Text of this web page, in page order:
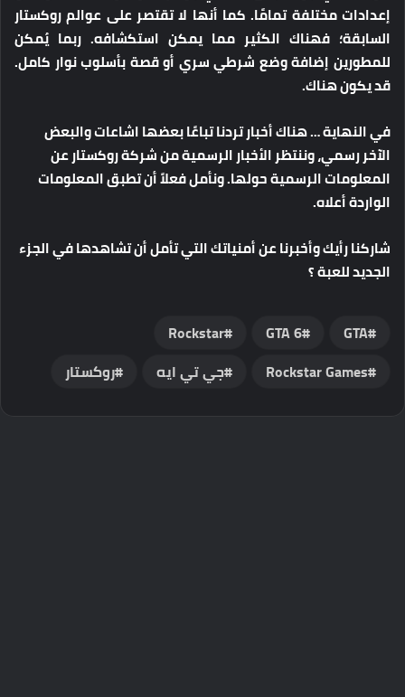
إعدادات مختلفة تمامًا. كما أنها لا تقتصر على عوالم روكستار
السابقة؛ فهناك الكثير مما يمكن استكشافه. ربما يُمكن
للمطورين إضافة وضع شرطي سري أو قصة بأسلوب نوار كامل.
قد يكون هناك.
في النهاية …هناك أخبار تردنا تباعًا بعضها اشاعات والبعض
الآخر رسمي، وننتظر الأخبار الرسمية من شركة روكستار عن
المعلومات الرسمية حولها. ونأمل فعلاً أن تطبق المعلومات
الواردة أعلاه.
شاركنا رأيك وأخبرنا عن أمنياتك التي تأمل أن تشاهدها في الجزء
الجديد للعبة ؟
GTA
GTA 6
Rockstar Games
جي تي ايه روكستار